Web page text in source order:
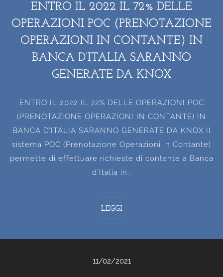
ENTRO IL 2022 IL 72% DELLE
OPERAZIONI POC (PRENOTAZIONE
OPERAZIONI IN CONTANTE) IN
BANCA D’ITALIA SARANNO
GENERATE DA KNOX
ENTRO IL 2022 IL 72% DELLE OPERAZIONI POC
(PRENOTAZIONE OPERAZIONI IN CONTANTE) IN
BANCA D’ITALIA SARANNO GENERATE DA KNOX Il
sistema POC (Prenotazione Operazioni in Contante)
permette di effettuare richieste di contante a Banca
d’Italia in..
LEGGI
11/02/2021